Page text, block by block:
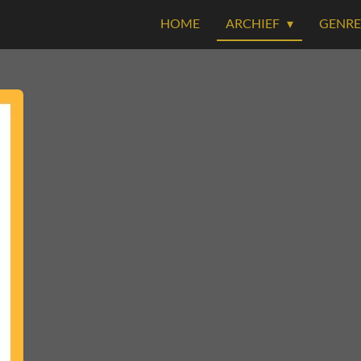
HOME ARCHIEF GENRE